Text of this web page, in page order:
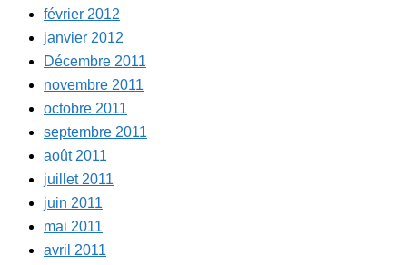
février 2012
janvier 2012
Décembre 2011
novembre 2011
octobre 2011
septembre 2011
août 2011
juillet 2011
juin 2011
mai 2011
avril 2011